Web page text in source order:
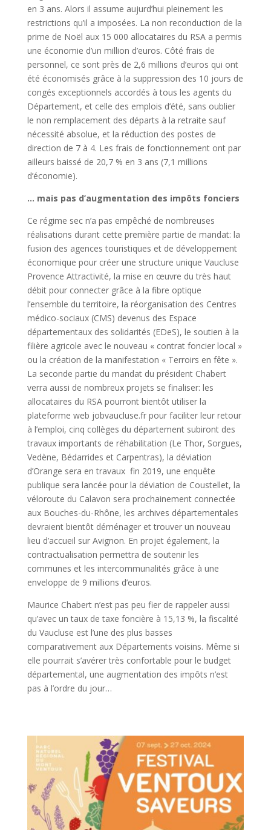
en 3 ans. Alors il assume aujurd’hui pleinement les
restrictions qu’il a imposées. La non reconduction de la
prime de Noël aux 15 000 allocataires du RSA a permis
une économie d’un million d’euros. Côté frais de
personnel, ce sont près de 2,6 millions d’euros qui ont
été économisés grâce à la suppression des 10 jours de
congés exceptionnels accordés à tous les agents du
Département, et celle des emplois d’été, sans oublier
le non remplacement des départs à la retraite sauf
nécessité absolue, et la réduction des postes de
direction de 7 à 4. Les frais de fonctionnement ont par
ailleurs baissé de 20,7 % en 3 ans (7,1 millions
d’économie).
… mais pas d’augmentation des impôts fonciers
Ce régime sec n’a pas empêché de nombreuses
réalisations durant cette première partie de mandat: la
fusion des agences touristiques et de développement
économique pour créer une structure unique Vaucluse
Provence Attractivité, la mise en œuvre du très haut
débit pour connecter grâce à la fibre optique
l’ensemble du territoire, la réorganisation des Centres
médico-sociaux (CMS) devenus des Espace
départementaux des solidarités (EDeS), le soutien à la
filière agricole avec le nouveau « contrat foncier local »
ou la création de la manifestation « Terroirs en fête ».
La seconde partie du mandat du président Chabert
verra aussi de nombreux projets se finaliser: les
allocataires du RSA pourront bientôt utiliser la
plateforme web jobvaucluse.fr pour faciliter leur retour
à l’emploi, cinq collèges du département subiront des
travaux importants de réhabilitation (Le Thor, Sorgues,
Vedène, Bédarrides et Carpentras), la déviation
d’Orange sera en travaux fin 2019, une enquête
publique sera lancée pour la déviation de Coustellet, la
véloroute du Calavon sera prochainement connectée
aux Bouches-du-Rhône, les archives départementales
devraient bientôt déménager et trouver un nouveau
lieu d’accueil sur Avignon. En projet également, la
contractualisation permettra de soutenir les
communes et les intercommunalités grâce à une
enveloppe de 9 millions d’euros.
Maurice Chabert n’est pas peu fier de rappeler aussi
qu’avec un taux de taxe foncière à 15,13 %, la fiscalité
du Vaucluse est l’une des plus basses
comparativement aux Départements voisins. Même si
elle pourrait s’avérer très confortable pour le budget
départemental, une augmentation des impôts n’est
pas à l’ordre du jour…